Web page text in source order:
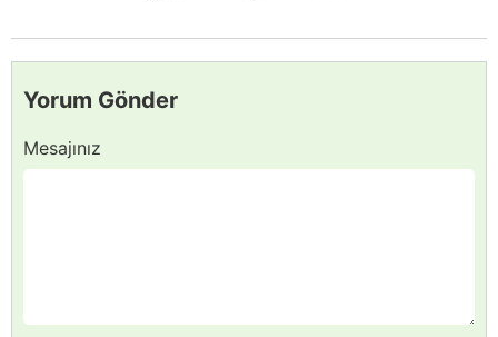
Yorum Gönder
Mesajınız